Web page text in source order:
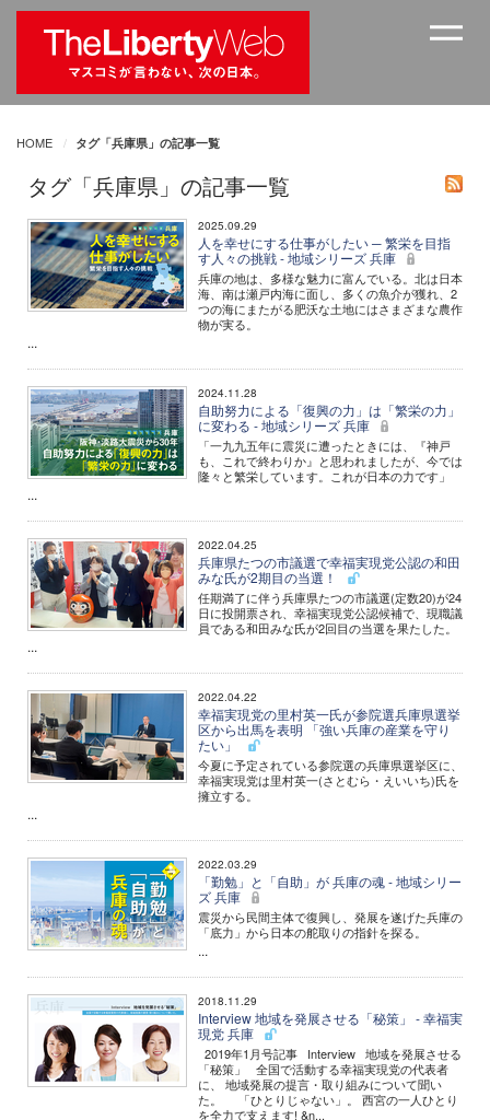
HOME タグ「兵庫県」の記事一覧
タグ「兵庫県」の記事一覧
2025.09.29
人を幸せにする仕事がしたい ─ 繁栄を目指
す人々の挑戦 - 地域シリーズ 兵庫
兵庫の地は、多様な魅力に富んでいる。北は日本
海、南は瀬戸内海に面し、多くの魚介が獲れ、2
つの海にまたがる肥沃な土地にはさまざまな農作
物が実る。
...
2024.11.28
自助努力による「復興の力」は「繁栄の力」
に変わる - 地域シリーズ 兵庫
「一九九五年に震災に遭ったときには、『神戸
も、これで終わりか』と思われましたが、今では
隆々と繁栄しています。これが日本の力です」
...
2022.04.25
兵庫県たつの市議選で幸福実現党公認の和田
みな氏が2期目の当選！
任期満了に伴う兵庫県たつの市議選(定数20)が24
日に投開票され、幸福実現党公認候補で、現職議
員である和田みな氏が2回目の当選を果たした。
...
2022.04.22
幸福実現党の里村英一氏が参院選兵庫県選挙
区から出馬を表明 「強い兵庫の産業を守り
たい」
今夏に予定されている参院選の兵庫県選挙区に、
幸福実現党は里村英一(さとむら・えいいち)氏を
擁立する。
...
2022.03.29
「勤勉」と「自助」が 兵庫の魂 - 地域シリー
ズ 兵庫
震災から民間主体で復興し、発展を遂げた兵庫の
「底力」から日本の舵取りの指針を探る。
...
2018.11.29
Interview 地域を発展させる「秘策」 - 幸福実
現党 兵庫
2019年1月号記事 Interview 地域を発展させる
「秘策」 全国で活動する幸福実現党の代表者
に、 地域発展の提言・取り組みについて聞い
た。 「ひとりじゃない」。 西宮の一人ひとり
を全力で支えます! &n...